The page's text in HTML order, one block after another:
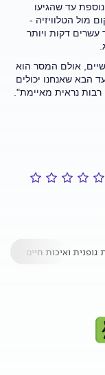
עד שהגיעו
מול הטלוויזיה -
דקות ויותר
אולם המסר הוא
הבא שאנחנו יכולים
נראית מאיימת".
גופנית ואיכות חיים